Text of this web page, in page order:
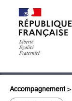
Accompagnement>